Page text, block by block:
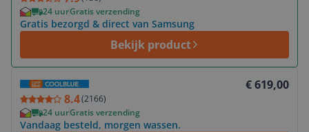
24 uurGratis verzending
Gratis bezorgd & direct van Samsung
Bekijk product
8.4(2166)
€ 619,00
24 uurGratis verzending
Vandaag besteld, morgen wassen.